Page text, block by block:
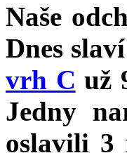
Naše
Dnes
vrh C už
Jedny
oslavili 3